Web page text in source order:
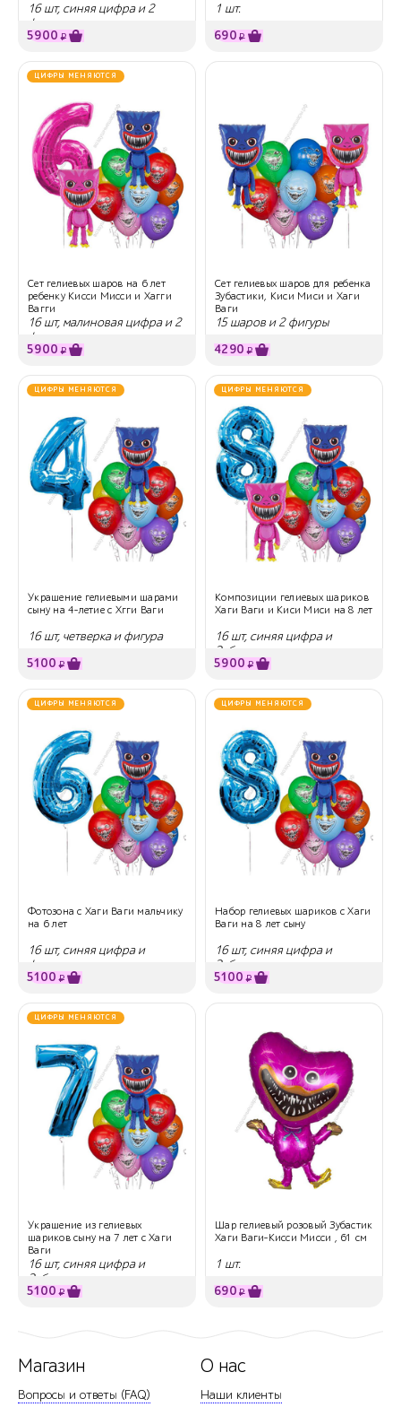
16 шт, синяя цифра и 2
фигуры
5900 ₽
1 шт.
690 ₽
ЦИФРЫ МЕНЯЮТСЯ
Сет гелиевых шаров на 6 лет
ребенку Кисси Мисси и Хагги
Вагги
16 шт, малиновая цифра и 2
фигуры
5900 ₽
Сет гелиевых шаров для ребенка
Зубастики, Киси Миси и Хаги
Ваги
15 шаров и 2 фигуры
4290 ₽
ЦИФРЫ МЕНЯЮТСЯ
Украшение гелиевыми шарами
сыну на 4-летие с Хгги Ваги
16 шт, четверка и фигура
5100 ₽
ЦИФРЫ МЕНЯЮТСЯ
Композиции гелиевых шариков
Хаги Ваги и Киси Миси на 8 лет
16 шт, синяя цифра и
Зубастики
5900 ₽
ЦИФРЫ МЕНЯЮТСЯ
Фотозона с Хаги Ваги мальчику
на 6 лет
16 шт, синяя цифра и
фигура
5100 ₽
ЦИФРЫ МЕНЯЮТСЯ
Набор гелиевых шариков с Хаги
Ваги на 8 лет сыну
16 шт, синяя цифра и
Зубастик
5100 ₽
ЦИФРЫ МЕНЯЮТСЯ
Украшение из гелиевых
шариков сыну на 7 лет с Хаги
Ваги
16 шт, синяя цифра и
Зубастик
5100 ₽
Шар гелиевый розовый Зубастик
Хаги Ваги-Кисси Мисси , 61 см
1 шт.
690 ₽
Магазин
Вопросы и ответы (FAQ)
О нас
Наши клиенты